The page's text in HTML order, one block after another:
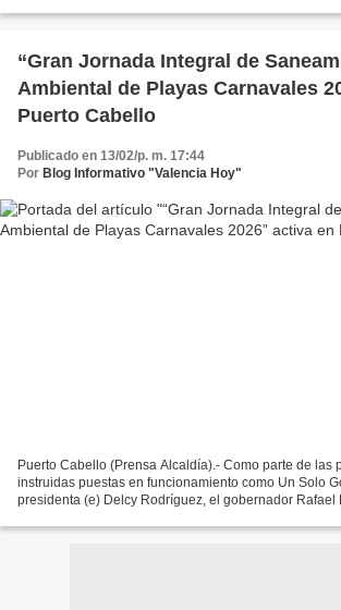
“Gran Jornada Integral de
Ambiental de Playas Carnavales
Puerto Cabello
Publicado en 13/02/p. m. 17:44
Por Blog Informativo "Valencia Hoy"
Puerto Cabello (Prensa Alcaldía).- Como parte de las
instruidas puestas en funcionamiento como Un Solo
presidenta (e) Delcy Rodríguez, el gobernador Rafael